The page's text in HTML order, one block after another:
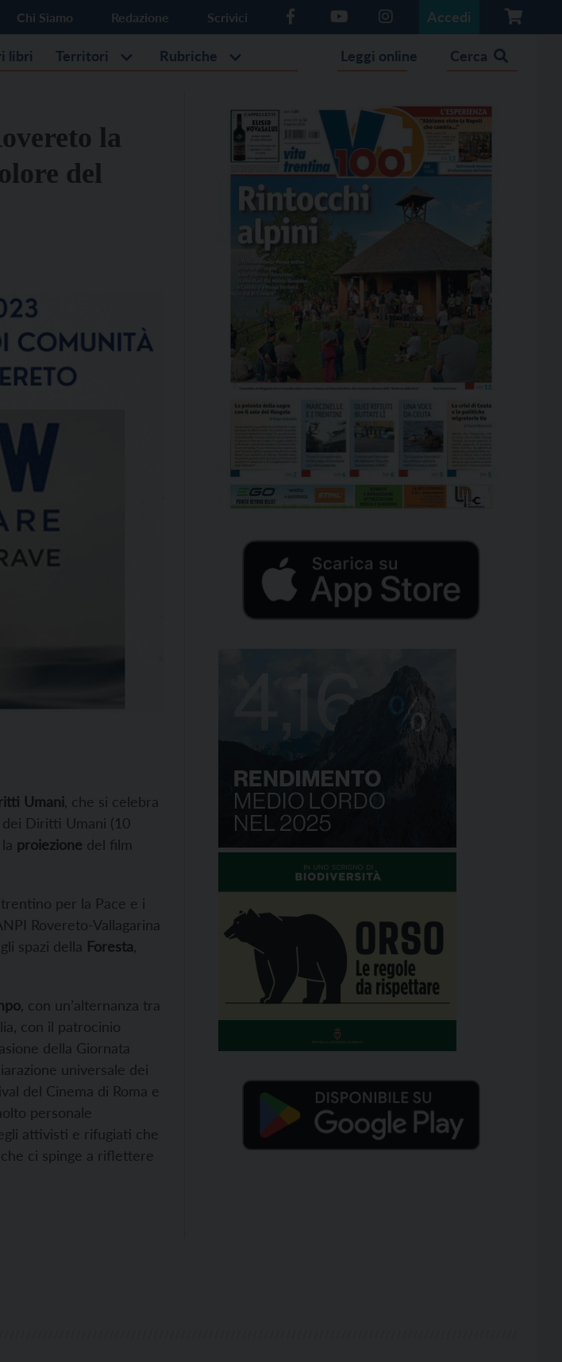
Chi Siamo Redazione Scrivici Accedi
libri Territori Rubriche Leggi online Cerca
la
del
Umani, che si celebra
dei Diritti Umani (10
proiezione del film
per la Pace e i
Rovereto-Vallagarina
spazi della Foresta,
, con un’alternanza tra
con il patrocinio
della Giornata
universale dei
del Cinema di Roma e
personale
attivisti e rifugiati che
ci spinge a riflettere